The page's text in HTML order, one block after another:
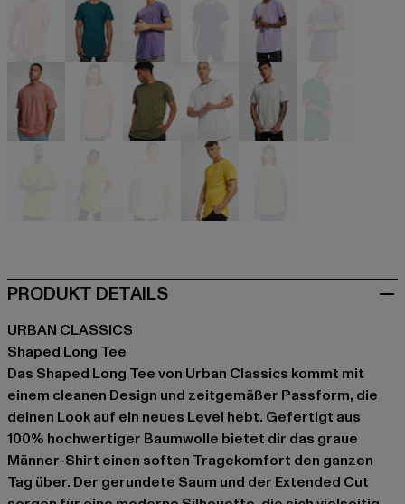
rosa violet violet violet
weiß
PRODUKT DETAILS
URBAN CLASSICS
Shaped Long Tee
Das Shaped Long Tee von Urban Classics kommt mit
einem cleanen Design und zeitgemäßer Passform, die
deinen Look auf ein neues Level hebt. Gefertigt aus
100% hochwertiger Baumwolle bietet dir das graue
Männer-Shirt einen soften Tragekomfort den ganzen
Tag über. Der gerundete Saum und der Extended Cut